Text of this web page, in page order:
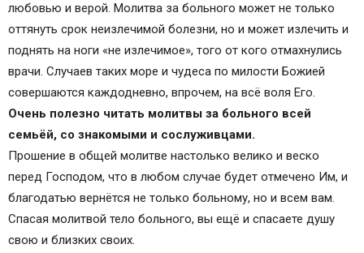
любовью и верой. Молитва за больного может не только
оттянуть срок неизлечимой болезни, но и может излечить и
поднять на ноги «не излечимое», того от кого отмахнулись
врачи. Случаев таких море и чудеса по милости Божией
совершаются каждодневно, впрочем, на всё воля Его.
Очень полезно читать молитвы за больного всей
семьёй, со знакомыми и сослуживцами.
Прошение в общей молитве настолько велико и веско
перед Господом, что в любом случае будет отмечено Им, и
благодатью вернётся не только больному, но и всем вам.
Спасая молитвой тело больного, вы ещё и спасаете душу
свою и близких своих.